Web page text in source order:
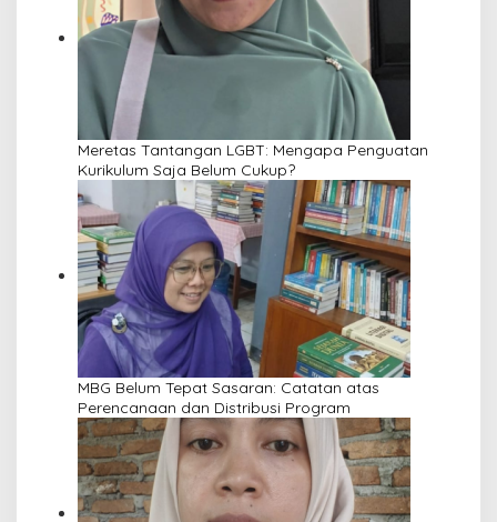
Meretas Tantangan LGBT: Mengapa Penguatan
Kurikulum Saja Belum Cukup?
MBG Belum Tepat Sasaran: Catatan atas
Perencanaan dan Distribusi Program